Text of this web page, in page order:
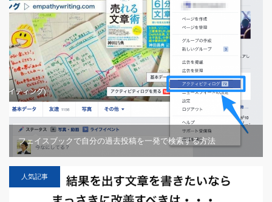
フェイスブックで自分の過去投稿を一発で検索する方法
人気記事